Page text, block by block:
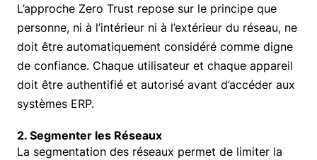
L’approche Zero Trust repose sur le principe que
personne, ni à l’intérieur ni à l’extérieur du réseau, ne
doit être automatiquement considéré comme digne
de confiance. Chaque utilisateur et chaque appareil
doit être authentifié et autorisé avant d’accéder aux
systèmes ERP.
2. Segmenter les Réseaux
La segmentation des réseaux permet de limiter la